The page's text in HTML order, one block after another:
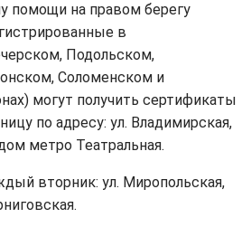
помощи на правом берегу
в
Подольском,
Соломенском и
могут получить сертификаты
по адресу: ул. Владимирская,
метро Театральная.
вторник: ул. Миропольская,